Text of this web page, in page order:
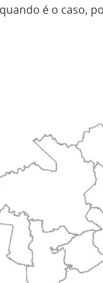
é o caso,